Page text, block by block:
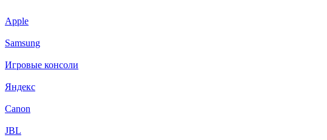
Apple
Samsung
Игровые консоли
Яндекс
Canon
JBL